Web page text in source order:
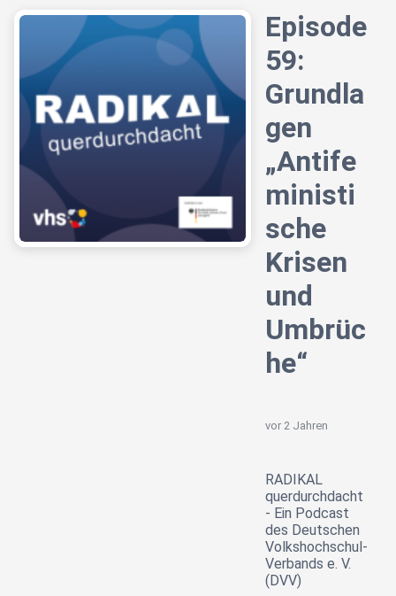
Episode
59:
Grundla
gen
„Antife
ministi
sche
Krisen
und
Umbrüc
he“
vor 2 Jahren
RADIKAL
querdurchdacht
- Ein Podcast
des Deutschen
Volkshochschul-
Verbands e. V.
(DVV)